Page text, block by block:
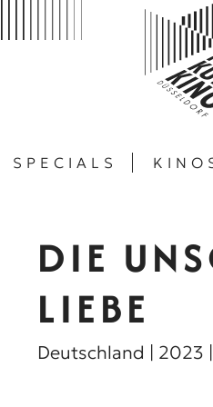
SPECIALS
DIE
LIEBE
Deutschland | 2023 |